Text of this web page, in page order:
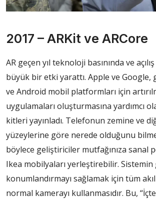
2017 – ARKit ve ARCore
AR geçen yıl teknoloji basınında ve
büyük bir etki yarattı. Apple ve Google,
ve Android mobil platformları için
uygulamaları oluşturmasına yardımcı
kitleri yayınladı. Telefonun zemine ve
yüzeylerine göre nerede olduğunu
böylece geliştiriciler mutfağınıza sanal
Ikea mobilyaları yerleştirebilir. Sistemin
konumlandırmayı sağlamak için tüm
normal kamerayı kullanmasıdır. Bu,